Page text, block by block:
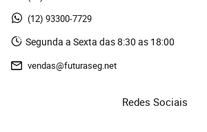
(12) 93300-7729
Segunda a Sexta das 8:30 as 18:00
vendas@futuraseg.net
Redes Sociais